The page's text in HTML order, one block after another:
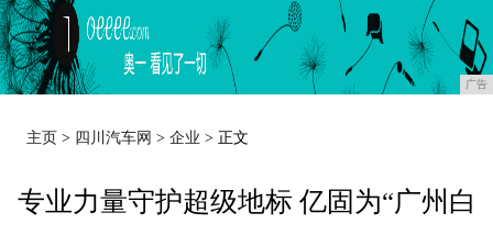
广告
主页 > 四川汽车网 >企业 > 正文
专业力量守护超级地标 亿固为“广州白